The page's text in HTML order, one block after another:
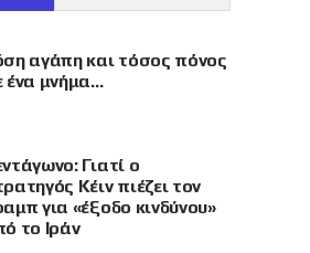
αγάπη και τόσος πόνος
ένα μνήμα…
Γιατί ο
Κέιν πιέζει τον
για «έξοδο κινδύνου»
το Ιράν